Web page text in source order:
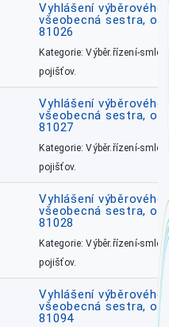
Vyhlášení
všeobecná sestra,
81026
Kategorie: Výběr.řízení-
pojišťov.
Vyhlášení
všeobecná sestra,
81027
Kategorie: Výběr.řízení-
pojišťov.
Vyhlášení
všeobecná sestra,
81028
Kategorie: Výběr.řízení-
pojišťov.
Vyhlášení
všeobecná sestra,
81094